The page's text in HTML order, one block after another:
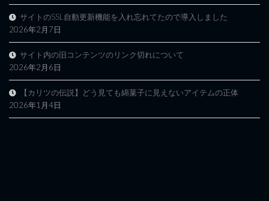
サイトのSSL自動更新機能を入れ忘れてたので導入しました
2026年2月7日
サイト内の旧コンテンツのリンク切れについて
2026年2月6日
【カリツの伝説】どう見ても綿菓子に見えないアイテムの正体
2026年1月4日